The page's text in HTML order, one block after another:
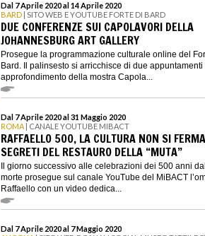
Dal 7 Aprile 2020 al 14 Aprile 2020
BARD | SITO WEB E YOUTUBE FORTE DI BARD
DUE CONFERENZE SUI CAPOLAVORI DELLA
JOHANNESBURG ART GALLERY
Prosegue la programmazione culturale online del
Bard. Il palinsesto si arricchisce di due appuntamenti
approfondimento della mostra Capola...
Dal 7 Aprile 2020 al 31 Maggio 2020
ROMA | CANALE YOUTUBE MIBACT
RAFFAELLO 500, LA CULTURA NON SI
SEGRETI DEL RESTAURO DELLA “MUTA”
Il giorno successivo alle celebrazioni dei 500 anni
morte prosegue sul canale YouTube del MiBACT
Raffaello con un video dedica...
Dal 7 Aprile 2020 al 7 Maggio 2020